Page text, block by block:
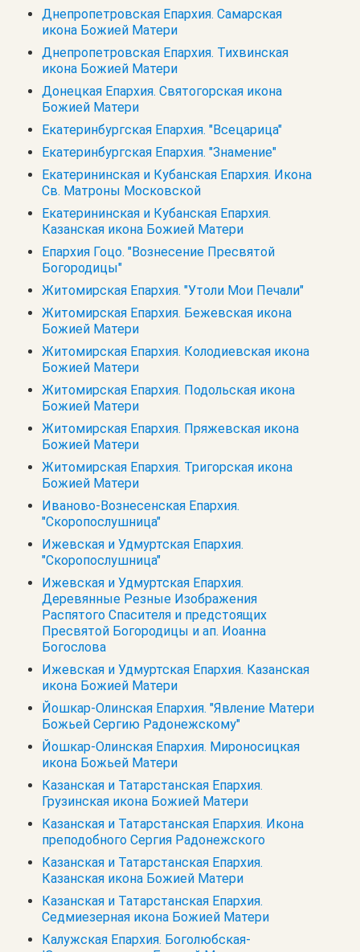
Днепропетровская Епархия. Самарская
икона Божией Матери
Днепропетровская Епархия. Тихвинская
икона Божией Матери
Донецкая Епархия. Святогорская икона
Божией Матери
Екатеринбургская Епархия. "Всецарица"
Екатеринбургская Епархия. "Знамение"
Екатерининская и Кубанская Епархия. Икона
Св. Матроны Московской
Екатерининская и Кубанская Епархия.
Казанская икона Божией Матери
Епархия Гоцо. "Вознесение Пресвятой
Богородицы"
Житомирская Епархия. "Утоли Мои Печали"
Житомирская Епархия. Бежевская икона
Божией Матери
Житомирская Епархия. Колодиевская икона
Божией Матери
Житомирская Епархия. Подольская икона
Божией Матери
Житомирская Епархия. Пряжевская икона
Божией Матери
Житомирская Епархия. Тригорская икона
Божией Матери
Иваново-Вознесенская Епархия.
"Скоропослушница"
Ижевская и Удмуртская Епархия.
"Скоропослушница"
Ижевская и Удмуртская Епархия.
Деревянные Резные Изображения
Распятого Спасителя и предстоящих
Пресвятой Богородицы и ап. Иоанна
Богослова
Ижевская и Удмуртская Епархия. Казанская
икона Божией Матери
Йошкар-Олинская Епархия. "Явление Матери
Божьей Сергию Радонежскому"
Йошкар-Олинская Епархия. Мироносицкая
икона Божьей Матери
Казанская и Татарстанская Епархия.
Грузинская икона Божией Матери
Казанская и Татарстанская Епархия. Икона
преподобного Сергия Радонежского
Казанская и Татарстанская Епархия.
Казанская икона Божией Матери
Казанская и Татарстанская Епархия.
Седмиезерная икона Божией Матери
Калужская Епархия. Боголюбская-